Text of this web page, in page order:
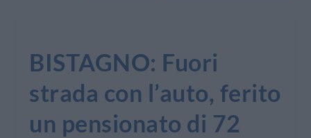
BISTAGNO: Fuori
strada con l’auto, ferito
un pensionato di 72